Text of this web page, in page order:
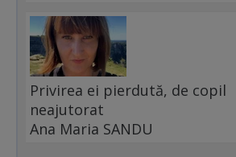
Privirea ei pierdută, de copil
neajutorat
Ana Maria SANDU